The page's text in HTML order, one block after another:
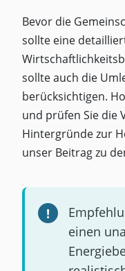
Bevor die
sollte eine
sollte auch die
berücksichtigen.
und prüfen Sie die
Hintergründe zur
unser Beitrag zu
einen